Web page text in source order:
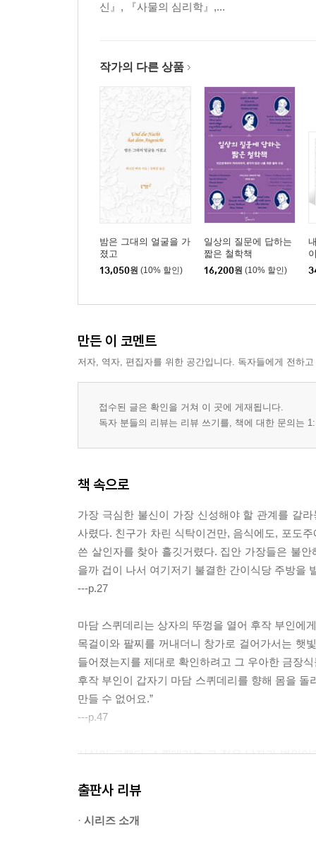
신』, 『사물의 심리학』,...
작가의 다른 상품
밤은 그대의 얼굴을 가
졌고
13,050원 (10% 할인)
일상의 질문에 답하는
짧은 철학책
16,200원 (10% 할인)
만든 이 코멘트
저자, 역자, 편집자를 위한 공간입니다. 독자들에게 전하
접수된 글은 확인을 거쳐 이 곳에 게재됩니다.
독자 분들의 리뷰는 리뷰 쓰기를, 책에 대한 문의는
책 속으로
가장 극심한 불신이 가장 신성해야 할 관계를 갈
사렸다. 친구가 차린 식탁이건만, 음식에도, 포도
쓴 살인자를 찾아 흘깃거렸다. 집안 가장들은 불
을까 겁이 나서 여기저기 불결한 간이식당 주방을
---p.27
마담 스퀴데리는 상자의 뚜껑을 열어 후작 부인에
목걸이와 팔찌를 꺼내더니 창가로 걸어가서는 햇
들어졌는지를 제대로 확인하려고 그 우아한 금장
후작 부인이 갑자기 마담 스퀴데리를 향해 몸을
만들 수 없어요.”
---p.47
사실이 그랬다. 스퀴데리는 그 젊은 남자가 범인
온갖 나쁜 의심을 가려버렸기에, 그녀는 온 마음
출판사 리뷰
· 시리즈 소개